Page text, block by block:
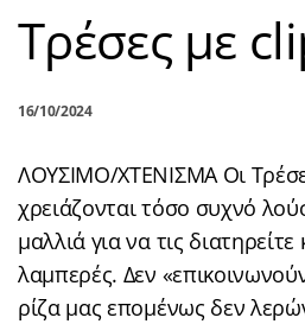
Τρέσες με
16/10/2024
ΛΟΥΣΙΜΟ/ΧΤΕΝΙΣΜΑ Οι
χρειάζονται τόσο συχνό
μαλλιά για να τις
λαμπερές. Δεν
ρίζα μας επομένως δεν